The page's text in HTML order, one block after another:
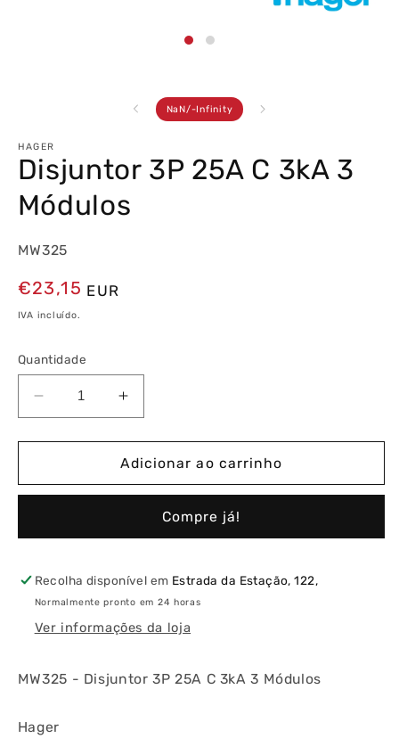
NaN/ de
-Infinity
HAGER
Disjuntor 3P 25A C 3kA 3
Módulos
MW325
Preço
normal
€23,15 EUR
IVA incluído.
Quantidade
Diminuir
a
quantidade
Disjuntor
C
3
Módulos
Aumentar
a
quantidade
de
Disjuntor
C
3
Módulos
Adicionar ao carrinho
Compre já!
Recolha disponível em Estrada da Estação, 122,
Normalmente pronto em 24 horas
Ver informações da loja
MW325 - Disjuntor 3P 25A C 3kA 3 Módulos
Hager